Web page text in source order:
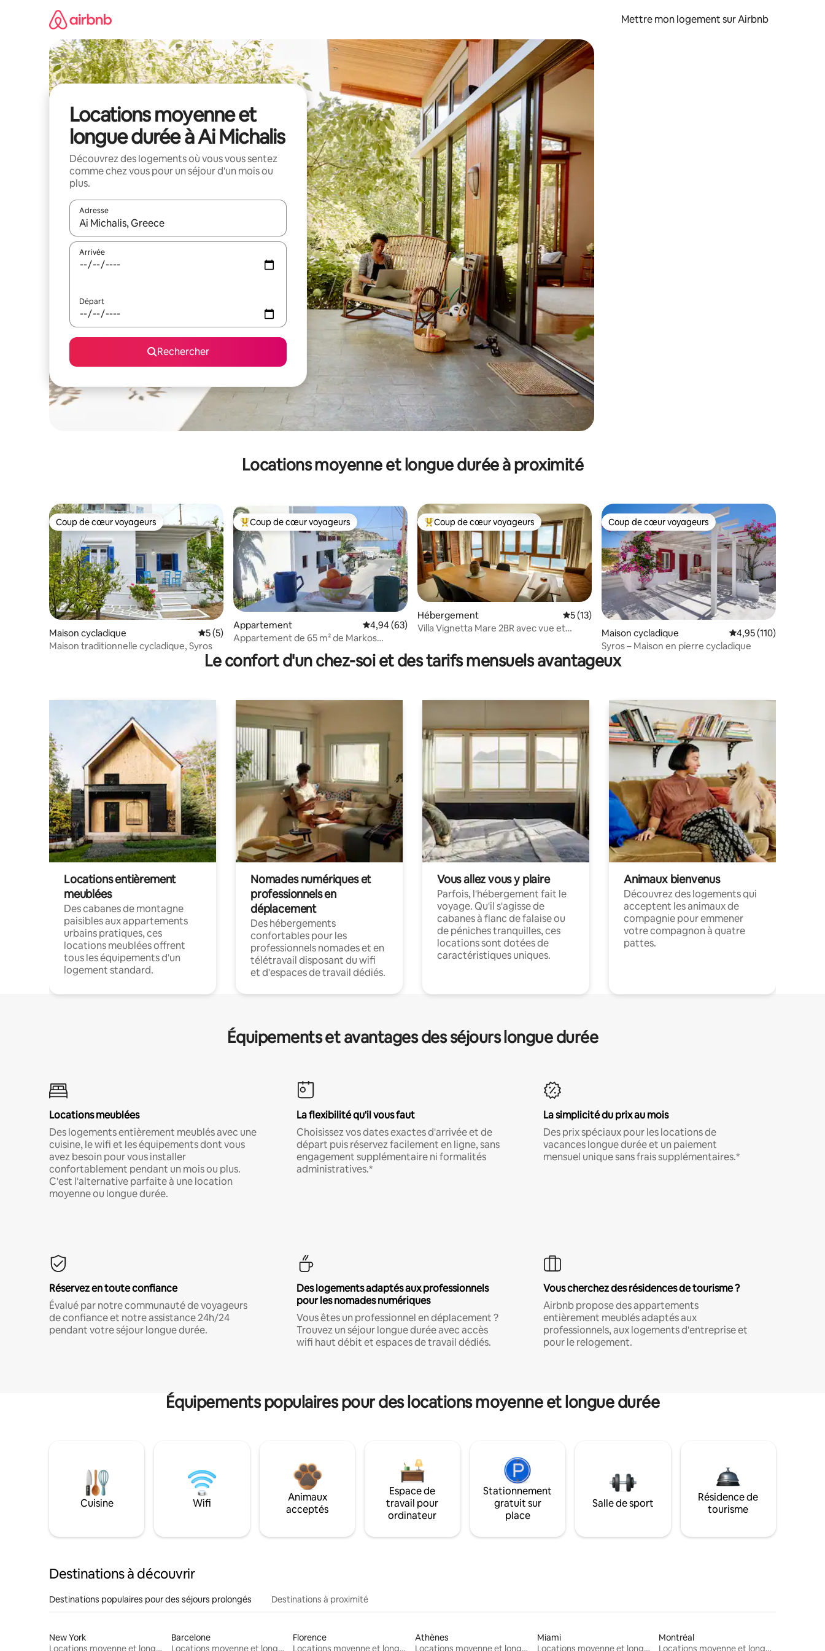
Mettre mon logement sur Airbnb
Locations moyenne et
longue durée à Ai Michalis
Découvrez des logements où vous vous sentez
comme chez vous pour un séjour d'un mois ou
plus.
Adresse
Lorsque les résultats s'affichent, utilisez les flèches vers le haut et vers le bas pour les parcourir ou en appuyant et en faisant glisser.
Arrivée
Départ
Rechercher
Locations moyenne et longue durée à proximité
Coup de cœur voyageurs
Coup de cœur voyageurs
Maison cycladique Évaluation moyenne sur la base de 5 commentaires : 5 sur 5
5 (5)
Maison traditionnelle cycladique, Syros
Coups de cœur voyageurs les plus appréciés
Coup de cœur voyageurs
Appartement Évaluation moyenne sur la base de 63 commentaires : 4,94 sur 5
4,94 (63)
Appartement de 65 m² de Markos
Coups de cœur voyageurs les plus appréciés
Coup de cœur voyageurs
Hébergement Évaluation moyenne sur la base de 13 commentaires : 5 sur 5
5 (13)
Villa Vignetta Mare 2BR avec vue et
Coup de cœur voyageurs
Coup de cœur voyageurs
Maison cycladique Évaluation moyenne
4,95 (110)
Syros – Maison en pierre cycladique
Le confort d'un chez-soi et des tarifs mensuels avantageux
Locations entièrement
meublées
Des cabanes de montagne
paisibles aux appartements
urbains pratiques, ces
locations meublées offrent
tous les équipements d'un
logement standard.
Nomades numériques et
professionnels en
déplacement
Des hébergements
confortables pour les
professionnels nomades et en
télétravail disposant du wifi
et d'espaces de travail dédiés.
Vous allez vous y plaire
Parfois, l'hébergement fait le
voyage. Qu'il s'agisse de
cabanes à flanc de falaise ou
de péniches tranquilles, ces
locations sont dotées de
caractéristiques uniques.
Animaux bienvenus
Découvrez des logements qui
acceptent les animaux de
compagnie pour emmener
votre compagnon à quatre
pattes.
Équipements et avantages des séjours longue durée
Locations meublées
Des logements entièrement meublés avec une
cuisine, le wifi et les équipements dont vous
avez besoin pour vous installer
confortablement pendant un mois ou plus.
C'est l'alternative parfaite à une location
moyenne ou longue durée.
La flexibilité qu'il vous faut
Choisissez vos dates exactes d'arrivée et de
départ puis réservez facilement en ligne, sans
engagement supplémentaire ni formalités
administratives.*
La simplicité du prix au mois
Des prix spéciaux pour les locations de
vacances longue durée et un paiement
mensuel unique sans frais supplémentaires.*
Réservez en toute confiance
Évalué par notre communauté de voyageurs
de confiance et notre assistance 24h/24
pendant votre séjour longue durée.
Des logements adaptés aux professionnels
pour les nomades numériques
Vous êtes un professionnel en déplacement ?
Trouvez un séjour longue durée avec accès
wifi haut débit et espaces de travail dédiés.
Vous cherchez des résidences de tourisme ?
Airbnb propose des appartements
entièrement meublés adaptés aux
professionnels, aux logements d'entreprise et
pour le relogement.
Équipements populaires pour des locations moyenne et longue durée
Cuisine Wifi
Animaux
acceptés
Espace de
travail pour
ordinateur
Stationnement
gratuit sur
place
Salle de sport
Résidence de
tourisme
Destinations à découvrir
Destinations populaires pour des séjours prolongés Destinations à proximité
New York
Locations moyenne et longue durée
Barcelone
Locations moyenne et longue durée
Florence
Locations moyenne et longue durée
Athènes
Locations moyenne et longue durée
Miami
Locations moyenne et longue durée
Montréal
Locations moyenne et longue durée